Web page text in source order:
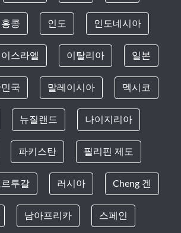
홍콩 인도 인도네시아
이스라엘 이탈리아 일본
국 말레이시아 멕시코
뉴질랜드 나이지리아
파키스탄 필리핀 제도
르투갈 러시아 Cheng 겐
남아프리카 스페인